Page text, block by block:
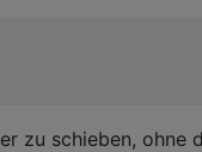
zu schieben, ohne